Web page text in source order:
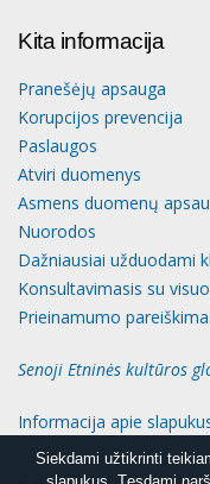
Siekdami užtikrinti
Siekdami užtikrinti
Kita informacija
Pranešėjų apsauga
Korupcijos prevencija
Paslaugos
Atviri duomenys
Asmens duomenų
Nuorodos
Dažniausiai užduodami
Konsultavimasis su
Prieinamumo
Senoji Etninės kultūros
Informacija apie